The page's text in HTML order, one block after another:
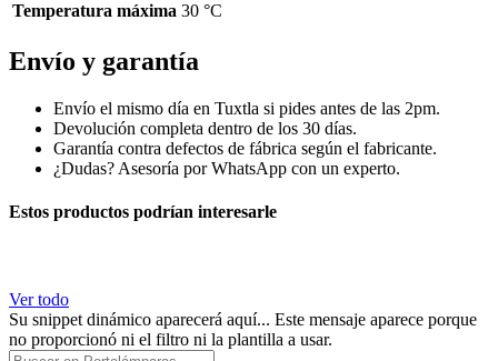
Temperatura máxima 30 °C
Envío y garantía
Envío el mismo día en Tuxtla si pides antes de las 2pm.
Devolución completa dentro de los 30 días.
Garantía contra defectos de fábrica según el fabricante.
¿Dudas? Asesoría por WhatsApp con un experto.
Estos productos podrían interesarle
Ver todo
Su snippet dinámico aparecerá aquí... Este mensaje aparece porque
no proporcionó ni el filtro ni la plantilla a usar.